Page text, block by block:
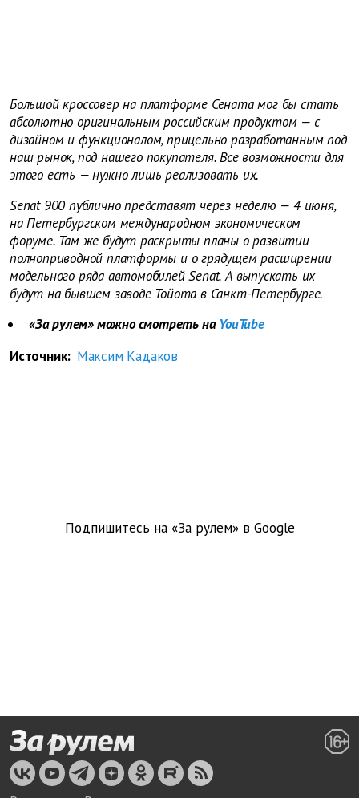
Большой кроссовер на платформе Сената мог бы стать
абсолютно оригинальным российским продуктом — с
дизайном и функционалом, прицельно разработанным под
наш рынок, под нашего покупателя. Все возможности для
этого есть — нужно лишь реализовать их.
Senat 900 публично представят через неделю — 4 июня,
на Петербургском международном экономическом
форуме. Там же будут раскрыты планы о развитии
полноприводной платформы и о грядущем расширении
модельного ряда автомобилей Senat. А выпускать их
будут на бывшем заводе Тойота в Санкт-Петербурге.
«За рулем» можно смотреть на YouTube
Источник: Максим Кадаков
Подпишитесь на «За рулем» в Google